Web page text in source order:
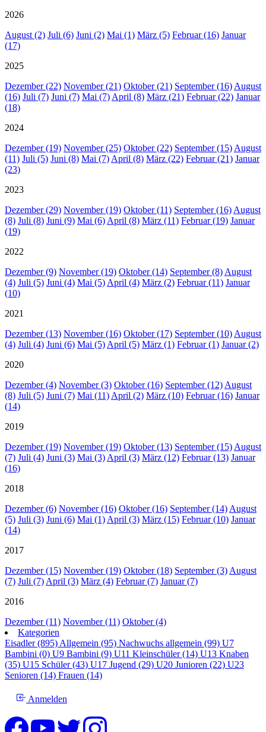
2026
August (2) Juli (6) Juni (2) Mai (1) März (5) Februar (16) Januar
(17)
2025
Dezember (22) November (21) Oktober (21) September (16) August
(16) Juli (7) Juni (7) Mai (7) April (8) März (21) Februar (22) Januar
(18)
2024
Dezember (19) November (25) Oktober (22) September (15) August
(11) Juli (5) Juni (8) Mai (7) April (8) März (22) Februar (21) Januar
(23)
2023
Dezember (29) November (19) Oktober (11) September (16) August
(8) Juli (8) Juni (9) Mai (6) April (8) März (11) Februar (19) Januar
(19)
2022
Dezember (9) November (19) Oktober (14) September (8) August
(4) Juli (5) Juni (4) Mai (5) April (4) März (2) Februar (11) Januar
(10)
2021
Dezember (13) November (16) Oktober (17) September (10) August
(4) Juli (4) Juni (6) Mai (5) April (5) März (1) Februar (1) Januar (2)
2020
Dezember (4) November (3) Oktober (16) September (12) August
(8) Juli (5) Juni (7) Mai (11) April (2) März (10) Februar (16) Januar
(14)
2019
Dezember (19) November (19) Oktober (13) September (15) August
(7) Juli (4) Juni (3) Mai (3) April (3) März (12) Februar (13) Januar
(16)
2018
Dezember (6) November (16) Oktober (16) September (14) August
(5) Juli (3) Juni (6) Mai (1) April (3) März (15) Februar (10) Januar
(14)
2017
Dezember (15) November (19) Oktober (18) September (3) August
(7) Juli (7) April (3) März (4) Februar (7) Januar (7)
2016
Dezember (11) November (11) Oktober (4)
Kategorien
Eisadler (895) Allgemein (95) Nachwuchs allgemein (99) U7
Bambini (0) U9 Bambini (9) U11 Kleinschüler (14) U13 Knaben
(35) U15 Schüler (43) U17 Jugend (29) U20 Junioren (22) U23
Senioren (14) Frauen (14)
Anmelden